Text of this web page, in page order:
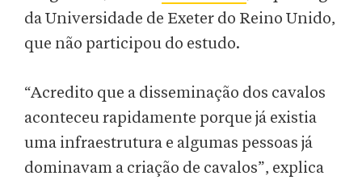
da Universidade de Exeter do Reino Unido,
que não participou do estudo.
“Acredito que a disseminação dos cavalos
aconteceu rapidamente porque já existia
uma infraestrutura e algumas pessoas já
dominavam a criação de cavalos”, explica